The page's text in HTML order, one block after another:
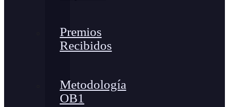
Premios
Recibidos
Metodología
OB1